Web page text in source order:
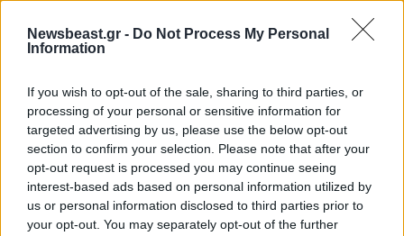
Newsbeast.gr - Do Not Process My Personal
Information
If you wish to opt-out of the sale, sharing to third parties, or
processing of your personal or sensitive information for
targeted advertising by us, please use the below opt-out
section to confirm your selection. Please note that after your
opt-out request is processed you may continue seeing
interest-based ads based on personal information utilized by
us or personal information disclosed to third parties prior to
your opt-out. You may separately opt-out of the further